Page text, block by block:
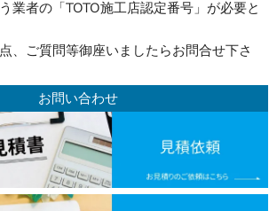
業者の「TOTO施工店認定番号」が必要と
、ご質問等御座いましたらお問合せ下さ
お問い合わせ